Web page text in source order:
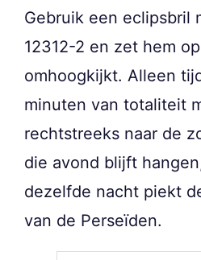
Gebruik een eclipsbril
12312-2 en zet hem
omhoogkijkt. Alleen
minuten van totaliteit
rechtstreeks naar de
die avond blijft
dezelfde nacht piekt
van de Perseïden.